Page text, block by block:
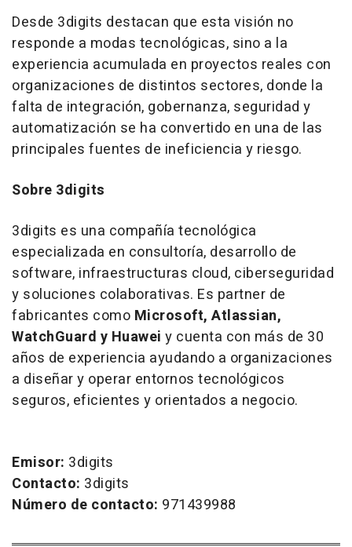
Desde 3digits destacan que esta visión no
responde a modas tecnológicas, sino a la
experiencia acumulada en proyectos reales con
organizaciones de distintos sectores, donde la
falta de integración, gobernanza, seguridad y
automatización se ha convertido en una de las
principales fuentes de ineficiencia y riesgo.
Sobre 3digits
3digits es una compañía tecnológica
especializada en consultoría, desarrollo de
software, infraestructuras cloud, ciberseguridad
y soluciones colaborativas. Es partner de
fabricantes como Microsoft, Atlassian,
WatchGuard y Huawei y cuenta con más de 30
años de experiencia ayudando a organizaciones
a diseñar y operar entornos tecnológicos
seguros, eficientes y orientados a negocio.
Emisor: 3digits
Contacto: 3digits
Número de contacto: 971439988